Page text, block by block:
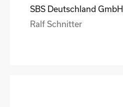
SBS Deutschland GmbH
Ralf Schnitter